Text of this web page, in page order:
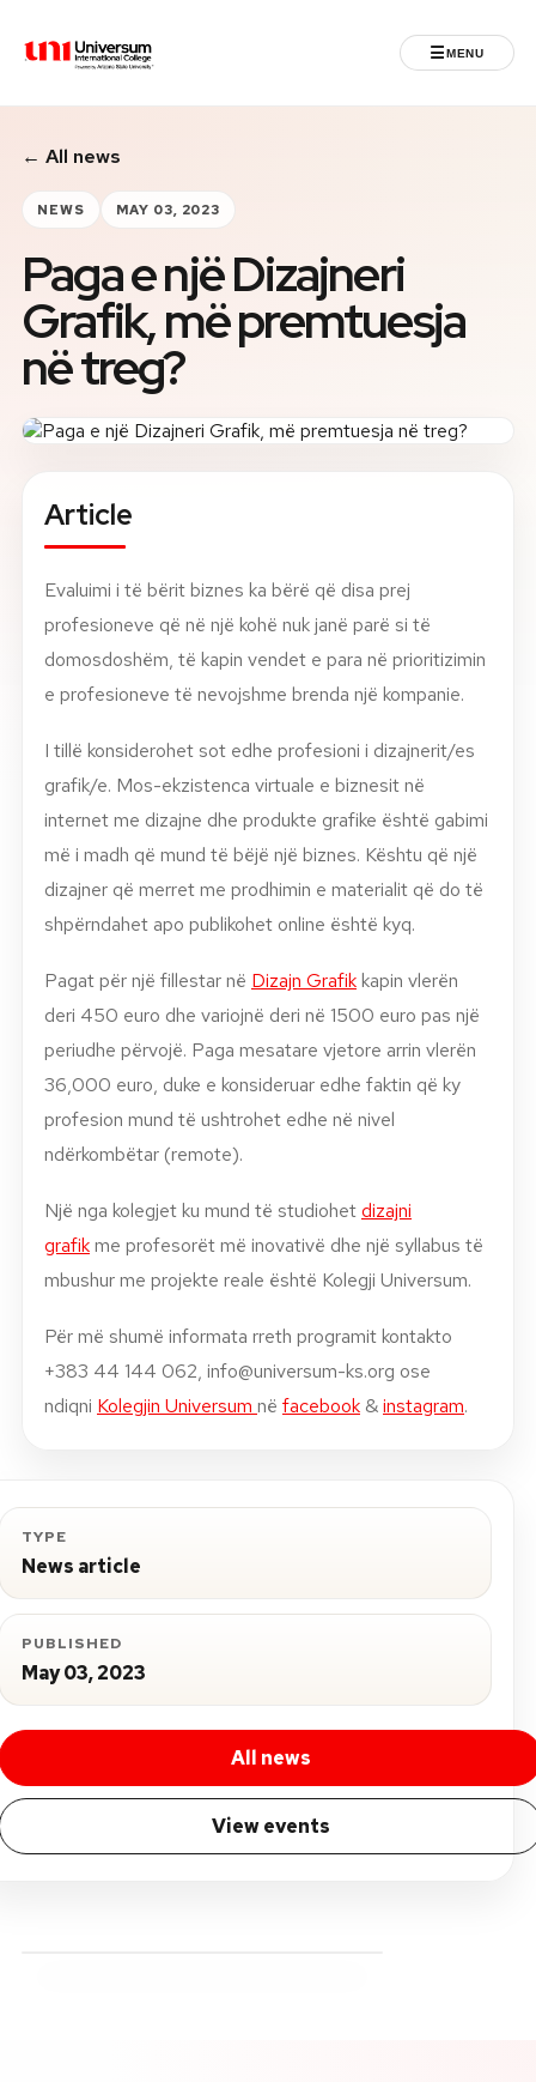
Universum University ☰MENU
MENU
Home
Admissions
Programs
Student Life
Powered by ASU
About
Contact
LANGUAGE
SIGN IN
UMS Staff
UMS Students
LMS Canvas
← All news
NEWS MAY 03, 2023
Paga e një Dizajneri
Grafik, më premtuesja
në treg?
Article
Evaluimi i të bërit biznes ka bërë që disa prej
profesioneve që në një kohë nuk janë parë si të
domosdoshëm, të kapin vendet e para në prioritizimin
e profesioneve të nevojshme brenda një kompanie.
I tillë konsiderohet sot edhe profesioni i dizajnerit/es
grafik/e. Mos-ekzistenca virtuale e biznesit në
internet me dizajne dhe produkte grafike është gabimi
më i madh që mund të bëjë një biznes. Kështu që një
dizajner që merret me prodhimin e materialit që do të
shpërndahet apo publikohet online është kyq.
Pagat për një fillestar në Dizajn Grafikkapin vlerën
deri 450 euro dhe variojnë deri në 1500 euro pas një
periudhe përvojë. Paga mesatare vjetore arrin vlerën
36,000 euro, duke e konsideruar edhe faktin që ky
profesion mund të ushtrohet edhe në nivel
ndërkombëtar (remote).
Një nga kolegjet ku mund të studiohetdizajni
grafikme profesorët më inovativë dhe një syllabus të
mbushur me projekte reale është Kolegji Universum.
Për më shumë informata rreth programit kontakto
+383 44 144 062, info@universum-ks.org ose
ndiqni Kolegjin Universum në facebook &instagram.
TYPE
News article
PUBLISHED
May 03, 2023
All news
View events